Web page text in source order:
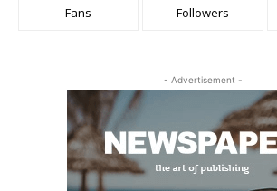
Fans Followers
- Advertisement -